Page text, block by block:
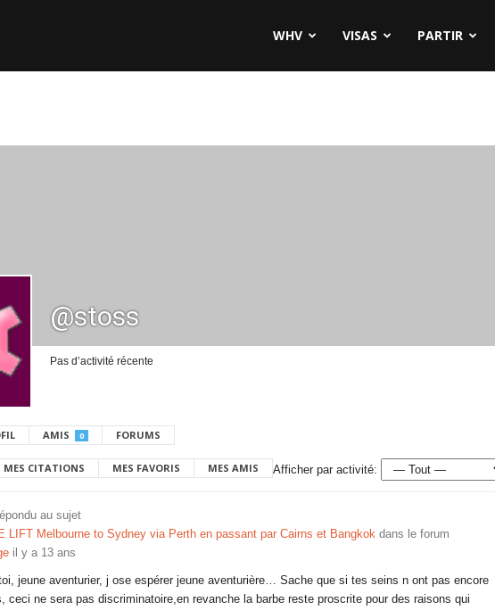
WHV VISAS PARTIR
@stoss
Pas d’activité récente
AMIS 0 FORUMS
MES CITATIONS MES FAVORIS MES AMIS Afficher par activité:
au sujet
LIFT Melbourne to Sydney via Perth en passant par Cairns et Bangkok dans le forum
il y a 13 ans
jeune aventurier, j ose espérer jeune aventurière… Sache que si tes seins n ont pas encore
ceci ne sera pas discriminatoire,en revanche la barbe reste proscrite pour des raisons qui